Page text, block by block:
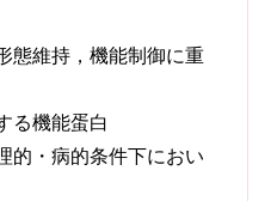
態維持，機能制御に重
る機能蛋白
的・病的条件下におい